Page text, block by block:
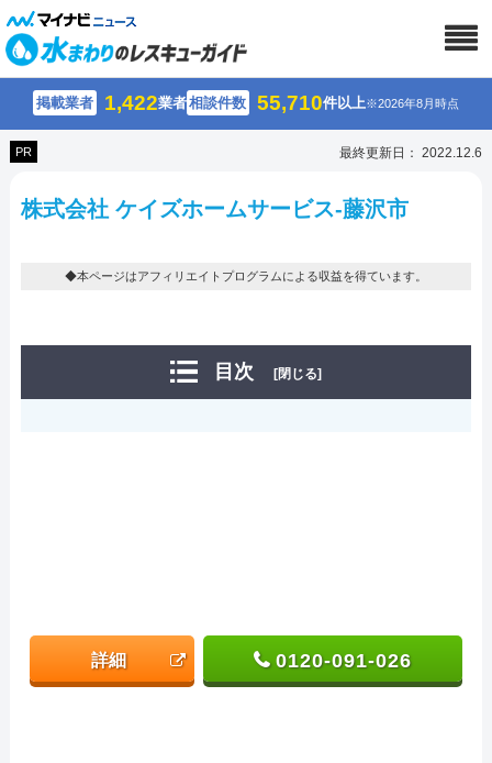
掲載業者 1,422業者相談件数 55,710件以上※2026年8月時点
PR 最終更新日： 2022.12.6
株式会社 ケイズホームサービス-藤沢市
◆本ページはアフィリエイトプログラムによる収益を得ています。
目次 [閉じる]
詳細 0120-091-026